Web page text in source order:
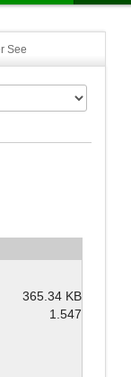
See
365.34 KB
1.547